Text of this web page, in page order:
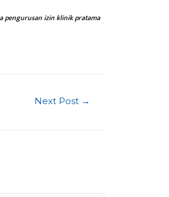
pengurusan izin klinik pratama
Next Post →